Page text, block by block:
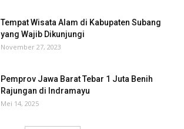
Tempat Wisata Alam di Kabupaten Subang
yang Wajib Dikunjungi
November 27, 2023
Pemprov Jawa Barat Tebar 1 Juta Benih
Rajungan di Indramayu
Mei 14, 2025